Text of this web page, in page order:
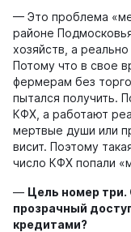
— Это проблема
районе
хозяйств, а
Потому что в свое
фермерам без
пытался получить.
КФХ, а работают
мертвые души или
висит. Поэтому
число КФХ попали
— Цель номер три.
прозрачный
кредитами?